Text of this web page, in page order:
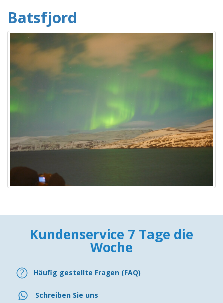
Batsfjord
Kundenservice 7 Tage die
Woche
Häufig gestellte Fragen (FAQ)
Schreiben Sie uns